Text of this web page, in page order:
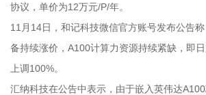
协议，单价为12万元/P/年。
11月14日，和记科技微信官方账号发布公告
备持续涨价，A100计算力资源持续紧缺，即
上调100%。
汇纳科技在公告中表示，由于嵌入英伟达